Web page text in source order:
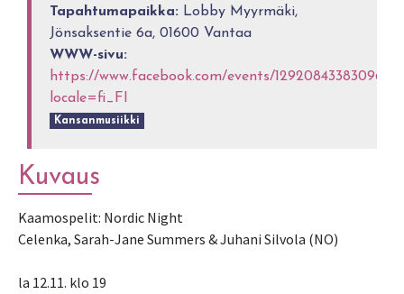
Tapahtumapaikka: Lobby Myyrmäki,
Jönsaksentie 6a, 01600 Vantaa
WWW-sivu:
https://www.facebook.com/events/
locale=fi_FI
Kansanmusiikki
Kuvaus
Kaamospelit: Nordic Night
Celenka, Sarah-Jane Summers & Juhani Silvola (NO)
la 12.11. klo 19